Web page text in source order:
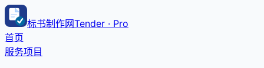
标书制作网Tender · Pro
首页
服务项目